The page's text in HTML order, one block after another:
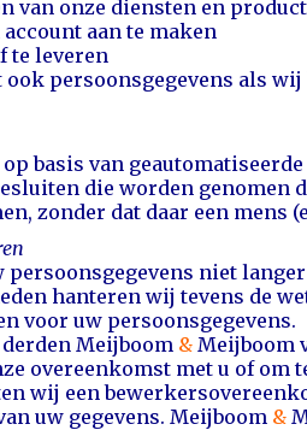
van onze diensten en
aan te maken
te leveren
persoonsgegevens als
basis van
die worden genomen
zonder dat daar een mens
persoonsgegevens niet
hanteren wij tevens de
voor uw persoonsgegevens.
Meijboom & Meijboom
overeenkomst met u of
wij een
uw gegevens. Meijboom &